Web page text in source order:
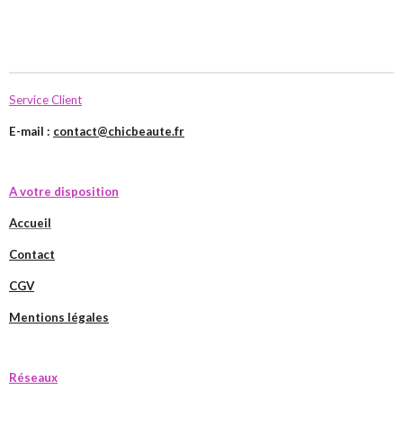
Service Client
E-mail : contact@chicbeaute.fr
A votre disposition
Accueil
Contact
CGV
Mentions légales
Réseaux